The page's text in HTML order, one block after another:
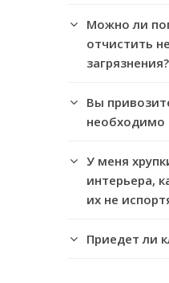
Можно ли
отчистить
загрязнения?
Вы
необходимо
У меня
интерьера,
их не
Приедет ли